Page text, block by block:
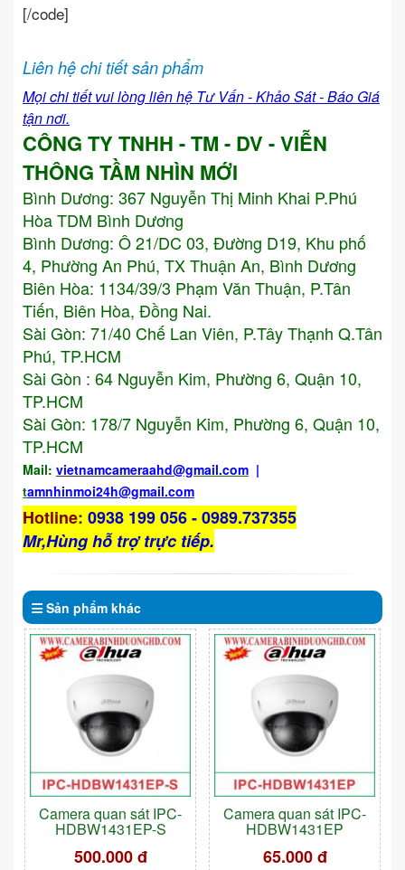
[/code]
Liên hệ chi tiết sản phẩm
Mọi chi tiết vui lòng liên hệ Tư Vấn - Khảo Sát - Báo Giá
tận nơi.
CÔNG TY TNHH - TM - DV - VIỄN
THÔNG TẦM NHÌN MỚI
Bình Dương: 367 Nguyễn Thị Minh Khai P.Phú
Hòa TDM Bình Dương
Bình Dương: Ô 21/DC 03, Đường D19, Khu phố
4, Phường An Phú, TX Thuận An, Bình Dương
Biên Hòa: 1134/39/3 Phạm Văn Thuận, P.Tân
Tiến, Biên Hòa, Đồng Nai.
Sài Gòn: 71/40 Chế Lan Viên, P.Tây Thạnh Q.Tân
Phú, TP.HCM
Sài Gòn : 64 Nguyễn Kim, Phường 6, Quận 10,
TP.HCM
Sài Gòn: 178/7 Nguyễn Kim, Phường 6, Quận 10,
TP.HCM
Mail: vietnamcameraahd@gmail.com |
tamnhinmoi24h@gmail.com
Hotline: 0938 199 056 - 0989.737355
Mr,Hùng hỗ trợ trực tiếp.
Sản phẩm khác
Camera quan sát IPC-
HDBW1431EP-S
500.000 đ
Camera quan sát IPC-
HDBW1431EP
65.000 đ